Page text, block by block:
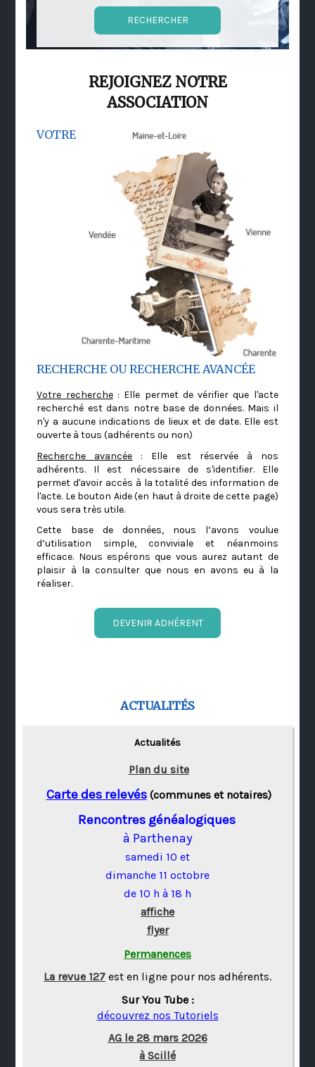
REJOIGNEZ NOTRE
ASSOCIATION
VOTRE
RECHERCHE OU RECHERCHE AVANCÉE
Votre recherche: Elle permet de vérifier que l'acte
recherché est dans notre base de données. Mais il
n'y a aucune indications de lieux et de date. Elle est
ouverte à tous (adhérents ou non)
Recherche avancée : Elle est réservée à nos
adhérents. Il est nécessaire de s'identifier. Elle
permet d'avoir accès à la totalité des information de
l'acte. Le bouton Aide (en haut à droite de cette page)
vous sera très utile.
Cette base de données, nous l’avons voulue
d’utilisation simple, conviviale et néanmoins
efficace. Nous espérons que vous aurez autant de
plaisir à la consulter que nous en avons eu à la
réaliser.
DEVENIR ADHÉRENT
ACTUALITÉS
Actualités
Plan du site
Carte des relevés(communes et notaires)
Rencontres généalogiques
à Parthenay
samedi 10 et
dimanche 11 octobre
de 10 h à 18 h
affiche
flyer
Permanences
La revue 127 est en ligne pour nos adhérents.
Sur You Tube :
découvrez nos Tutoriels
AG le 28 mars 2026
à Scillé